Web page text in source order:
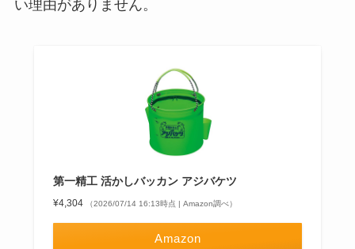
い理由がありません。
第一精工 活かしバッカン アジバケツ
¥4,304 （2026/07/14 16:13時点 | Amazon調べ）
Amazon